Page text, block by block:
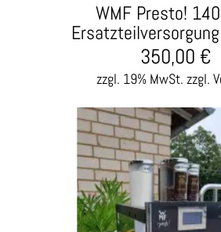
WMF Presto!
zzgl. 19% MwSt. zzgl.
350,00 €